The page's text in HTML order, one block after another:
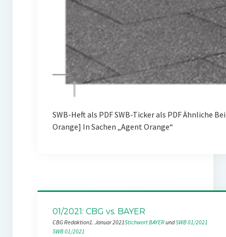
SWB-Heft als PDF SWB-Ticker als PDF Ähnliche
Orange] In Sachen „Agent Orange“
01/2021: CBG vs. BAYER
CBG Redaktion1. Januar 2021Stichwort BAYER und SWB 01/2021
SWB 01/2021